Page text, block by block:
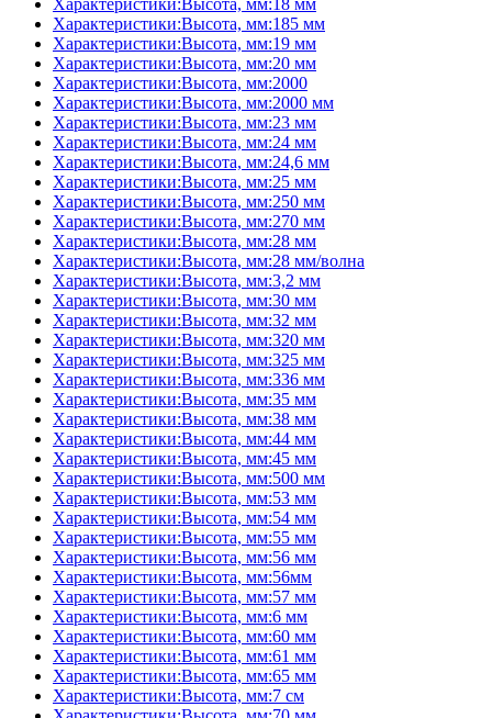
Характеристики:Высота, мм:18 мм
Характеристики:Высота, мм:185 мм
Характеристики:Высота, мм:19 мм
Характеристики:Высота, мм:20 мм
Характеристики:Высота, мм:2000
Характеристики:Высота, мм:2000 мм
Характеристики:Высота, мм:23 мм
Характеристики:Высота, мм:24 мм
Характеристики:Высота, мм:24,6 мм
Характеристики:Высота, мм:25 мм
Характеристики:Высота, мм:250 мм
Характеристики:Высота, мм:270 мм
Характеристики:Высота, мм:28 мм
Характеристики:Высота, мм:28 мм/волна
Характеристики:Высота, мм:3,2 мм
Характеристики:Высота, мм:30 мм
Характеристики:Высота, мм:32 мм
Характеристики:Высота, мм:320 мм
Характеристики:Высота, мм:325 мм
Характеристики:Высота, мм:336 мм
Характеристики:Высота, мм:35 мм
Характеристики:Высота, мм:38 мм
Характеристики:Высота, мм:44 мм
Характеристики:Высота, мм:45 мм
Характеристики:Высота, мм:500 мм
Характеристики:Высота, мм:53 мм
Характеристики:Высота, мм:54 мм
Характеристики:Высота, мм:55 мм
Характеристики:Высота, мм:56 мм
Характеристики:Высота, мм:56мм
Характеристики:Высота, мм:57 мм
Характеристики:Высота, мм:6 мм
Характеристики:Высота, мм:60 мм
Характеристики:Высота, мм:61 мм
Характеристики:Высота, мм:65 мм
Характеристики:Высота, мм:7 см